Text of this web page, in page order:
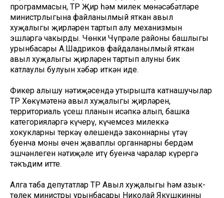
программасын, ТР Җир һәм милек мөнәсәбәтләре
министрлыгына файланылмый яткан авыл
хуҗалыгы җирләрен тартып алу механизмын
эшләргә чакырды. Чөнки Чүпрәле районы башлыгы
урынбасары А.Шадриков файдаланылмый яткан
авыл хуҗалыгы җирләрен тартып алуның бик
катлаулы булуын хәбәр иткән иде.
Фикер алышу нәтиҗәсендә утырышта катнашучылар
ТР Хөкүмәтенә авыл хуҗалыгы җирләрен,
территориаль үсеш планын исәпкә алып, башка
категорияләргә күчерү, күчемсез милеккә
хокукларны теркәү өлешендә законнарны үтәү
буенча моның өчен җаваплы органнарның бердәм
эшчәнлеген нәтиҗәле итү буенча чаралар күрергә
тәкъдим итте.
Алга таба депутатлар ТР Авыл хуҗалыгы һәм азык-
төлек министры урынбасары Николай Якушкинның